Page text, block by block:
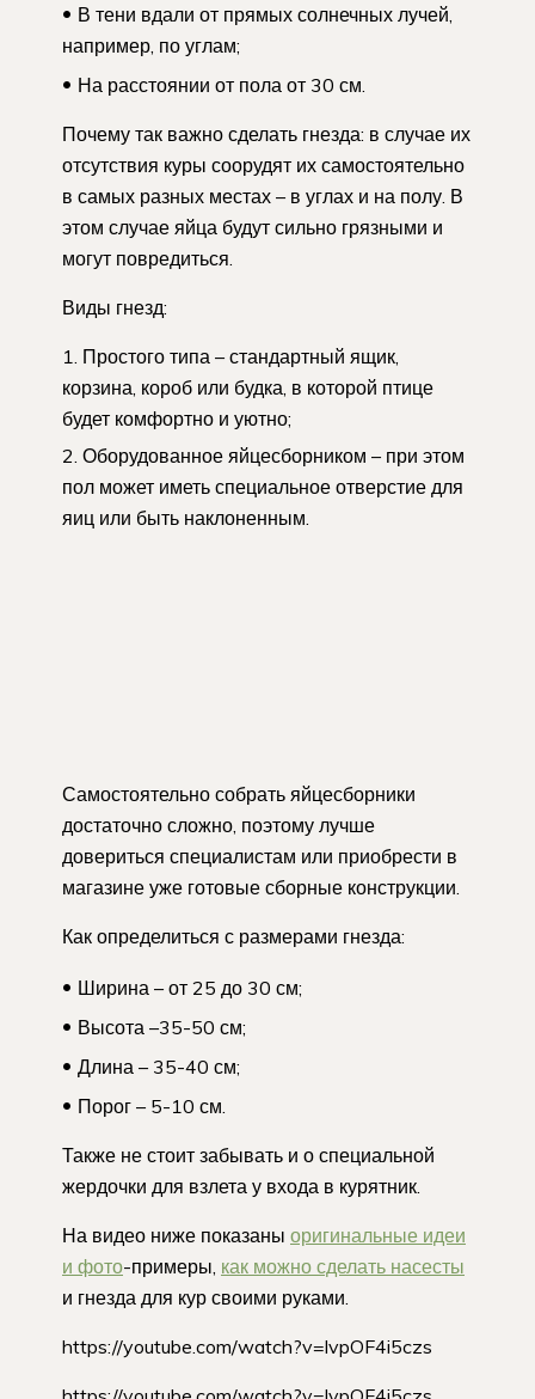
В тени вдали от прямых солнечных лучей,
например, по углам;
На расстоянии от пола от 30 см.
Почему так важно сделать гнезда: в случае их
отсутствия куры соорудят их самостоятельно
в самых разных местах – в углах и на полу. В
этом случае яйца будут сильно грязными и
могут повредиться.
Виды гнезд:
Простого типа – стандартный ящик,
корзина, короб или будка, в которой птице
будет комфортно и уютно;
Оборудованное яйцесборником – при этом
пол может иметь специальное отверстие для
яиц или быть наклоненным.
Самостоятельно собрать яйцесборники
достаточно сложно, поэтому лучше
довериться специалистам или приобрести в
магазине уже готовые сборные конструкции.
Как определиться с размерами гнезда:
Ширина – от 25 до 30 см;
Высота –35-50 см;
Длина – 35-40 см;
Порог – 5-10 см.
Также не стоит забывать и о специальной
жердочки для взлета у входа в курятник.
На видео ниже показаны оригинальные идеи
и фото-примеры, как можно сделать насесты
и гнезда для кур своими руками.
https://youtube.com/watch?v=lvpOF4i5czs